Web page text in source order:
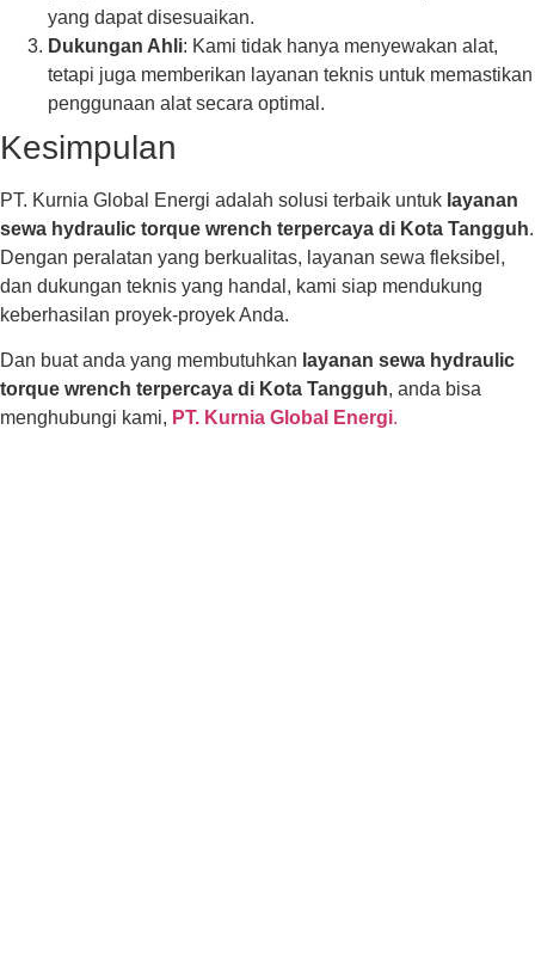
yang dapat disesuaikan.
Dukungan Ahli: Kami tidak hanya menyewakan alat,
tetapi juga memberikan layanan teknis untuk memastikan
penggunaan alat secara optimal.
Kesimpulan
PT. Kurnia Global Energi adalah solusi terbaik untuk layanan
sewa hydraulic torque wrench terpercaya di Kota Tangguh.
Dengan peralatan yang berkualitas, layanan sewa fleksibel,
dan dukungan teknis yang handal, kami siap mendukung
keberhasilan proyek-proyek Anda.
Dan buat anda yang membutuhkan layanan sewa hydraulic
torque wrench terpercaya di Kota Tangguh, anda bisa
menghubungi kami, PT. Kurnia Global Energi.